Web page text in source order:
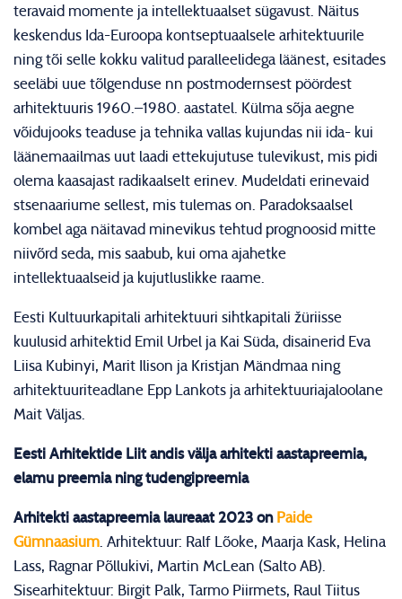
teravaid momente ja intellektuaalset sügavust. Näitus
keskendus Ida-Euroopa kontseptuaalsele arhitektuurile
ning tõi selle kokku valitud paralleelidega läänest, esitades
seeläbi uue tõlgenduse nn postmodernsest pöördest
arhitektuuris 1960.–1980. aastatel. Külma sõja aegne
võidujooks teaduse ja tehnika vallas kujundas nii ida- kui
läänemaailmas uut laadi ettekujutuse tulevikust, mis pidi
olema kaasajast radikaalselt erinev. Mudeldati erinevaid
stsenaariume sellest, mis tulemas on. Paradoksaalsel
kombel aga näitavad minevikus tehtud prognoosid mitte
niivõrd seda, mis saabub, kui oma ajahetke
intellektuaalseid ja kujutluslikke raame.
Eesti Kultuurkapitali arhitektuuri sihtkapitali žüriisse
kuulusid arhitektid Emil Urbel ja Kai Süda, disainerid Eva
Liisa Kubinyi, Marit Ilison ja Kristjan Mändmaa ning
arhitektuuriteadlane Epp Lankots ja arhitektuuriajaloolane
Mait Väljas.
Eesti Arhitektide Liit andis välja arhitekti aastapreemia,
elamu preemia ning tudengipreemia
Arhitekti aastapreemia laureaat 2023 on Paide
Gümnaasium . Arhitektuur: Ralf Lõoke, Maarja Kask, Helina
Lass, Ragnar Põllukivi, Martin McLean (Salto AB).
Sisearhitektuur: Birgit Palk, Tarmo Piirmets, Raul Tiitus